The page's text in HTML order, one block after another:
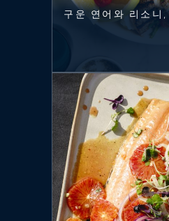
구운 연어와 리소니